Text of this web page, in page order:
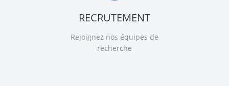
RECRUTEMENT
Rejoignez nos équipes de
recherche